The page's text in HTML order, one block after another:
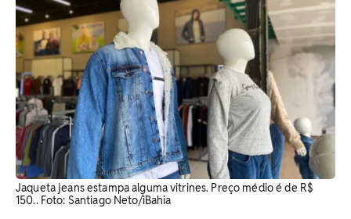
Jaqueta jeans estampa alguma vitrines. Preço médio é de R$
150.. Foto: Santiago Neto/iBahia